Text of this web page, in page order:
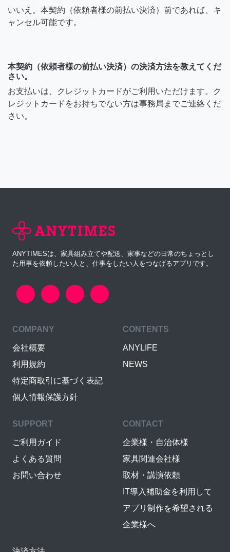
いいえ。本契約（依頼者様の前払い決済）前であれば、キ
ャンセル可能です。
本契約（依頼者様の前払い決済）の決済方法を教えてくだ
さい。
お支払いは、クレジットカードがご利用いただけます。ク
レジットカードをお持ちでない方は事務局までご連絡くだ
さい。
ANYTIMESは、家具組み立てや配送、家事などの日常のちょっとし
た用事を依頼したい人と、仕事をしたい人をつなげるアプリです。
COMPANY
会社概要
利用規約
特定商取引に基づく表記
個人情報保護方針
CONTENTS
ANYLIFE
NEWS
SUPPORT
ご利用ガイド
よくある質問
お問い合わせ
CONTACT
企業様・自治体様
家具関連会社様
取材・講演依頼
IT導入補助金を利用して
アプリ制作を希望される
企業様へ